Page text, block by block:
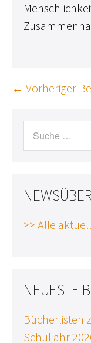
← Vorheriger
Suche
nach:
>> Alle
NEUESTE
Bücherlisten
Schuljahr